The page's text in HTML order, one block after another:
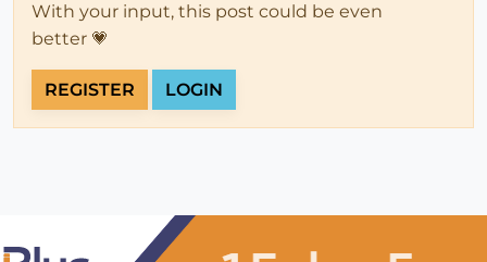
With your input, this post could be even
better 💗
REGISTER LOGIN